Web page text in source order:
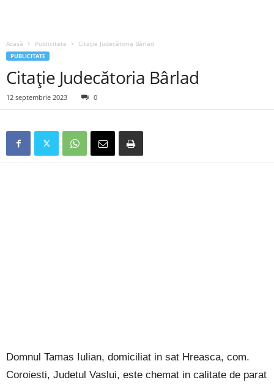
Acasă Publicitate Citație Judecătoria Bârlad
PUBLICITATE
Citație Judecătoria Bârlad
12 septembrie 2023 0
Domnul Tamas Iulian, domiciliat in sat Hreasca, com.
Coroiesti, Judetul Vaslui, este chemat in calitate de parat